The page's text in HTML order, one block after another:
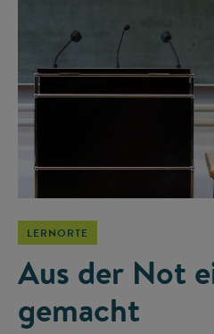
LERNORTE
Aus der Not
gemacht